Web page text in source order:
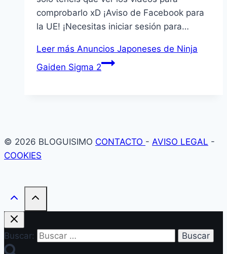
comprobarlo xD ¡Aviso de Facebook para
la UE! ¡Necesitas iniciar sesión para…
Leer más Anuncios Japoneses de Ninja
Gaiden Sigma 2
© 2026 BLOGUISIMO CONTACTO - AVISO LEGAL -
COOKIES
Buscar: